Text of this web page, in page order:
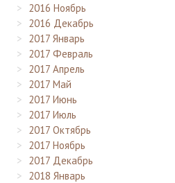
2016 Ноябрь
2016 Декабрь
2017 Январь
2017 Февраль
2017 Апрель
2017 Май
2017 Июнь
2017 Июль
2017 Октябрь
2017 Ноябрь
2017 Декабрь
2018 Январь